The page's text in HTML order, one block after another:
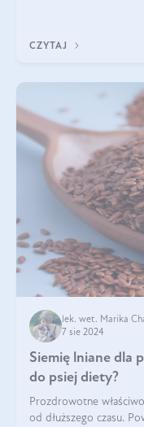
CZYTAJ
lek. wet. Marika
7 sie 2024
Siemię lniane dla
do psiej diety?
Prozdrowotne
od dłuższego czasu.